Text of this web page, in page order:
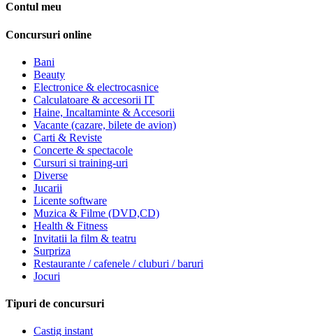
Contul meu
Concursuri online
Bani
Beauty
Electronice & electrocasnice
Calculatoare & accesorii IT
Haine, Incaltaminte & Accesorii
Vacante (cazare, bilete de avion)
Carti & Reviste
Concerte & spectacole
Cursuri si training-uri
Diverse
Jucarii
Licente software
Muzica & Filme (DVD,CD)
Health & Fitness
Invitatii la film & teatru
Surpriza
Restaurante / cafenele / cluburi / baruri
Jocuri
Tipuri de concursuri
Castig instant